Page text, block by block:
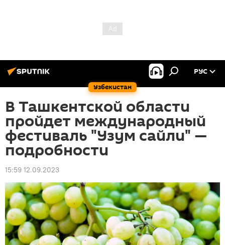
Узбекистан
РУС
В Ташкентской области
пройдет международный
фестиваль "Узум сайли" —
подробности
15:59 12.09.2023